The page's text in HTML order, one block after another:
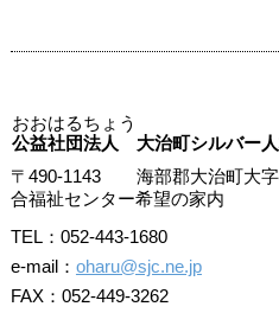
おおはるちょう
公益社団法人 大治町シルバー
〒490-1143 海部郡大治町大
合福祉センター希望の家内
TEL：052-443-1680
e-mail： oharu@sjc.ne.jp
FAX：052-449-3262